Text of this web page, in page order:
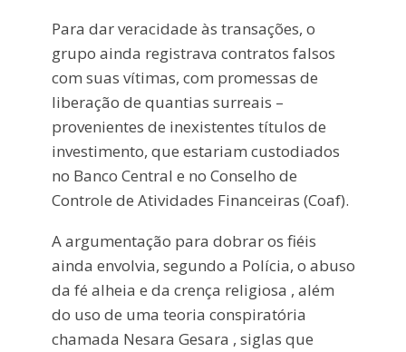
Para dar veracidade às transações, o
grupo ainda registrava contratos falsos
com suas vítimas, com promessas de
liberação de quantias surreais –
provenientes de inexistentes títulos de
investimento, que estariam custodiados
no Banco Central e no Conselho de
Controle de Atividades Financeiras (Coaf).
A argumentação para dobrar os fiéis
ainda envolvia, segundo a Polícia, o abuso
da fé alheia e da crença religiosa , além
do uso de uma teoria conspiratória
chamada Nesara Gesara , siglas que